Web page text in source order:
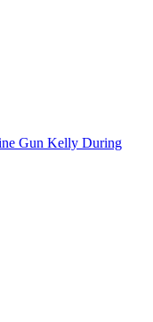
Gun Kelly During